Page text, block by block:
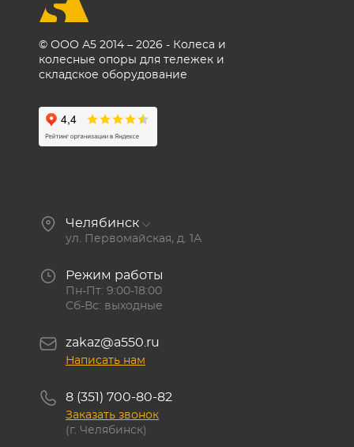
© ООО А5 2014 – 2026 - Колеса и
колесные опоры для тележек и
складское оборудование
Челябинск
ул. Первомайская, д. 1А
Режим работы
Пн-Пт: 9:00-18:00
Сб-Вс: выходные
zakaz@a550.ru
Написать нам
8 (351) 700-80-82
Заказать звонок
(г. Челябинск)